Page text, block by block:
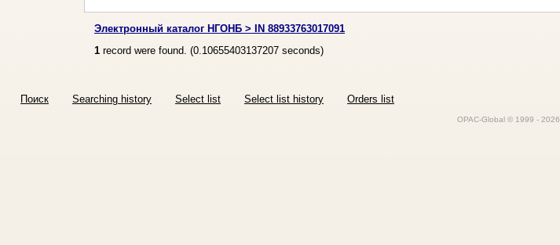
Электронный каталог НГОНБ > IN 88933763017091
1record were found. (0.10655403137207seconds)
Поиск Searching history Select list Select list history Orders list
OPAC-Global © 1999 - 2026